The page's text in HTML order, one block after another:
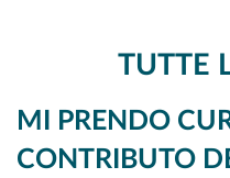
TUTTE
MI PRENDO
CONTRIBUTO